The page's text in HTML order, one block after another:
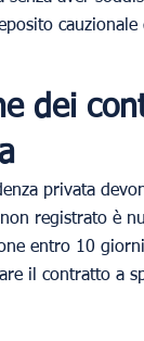
cauzionale
dei
privata
registrato è
entro 10
il contratto a